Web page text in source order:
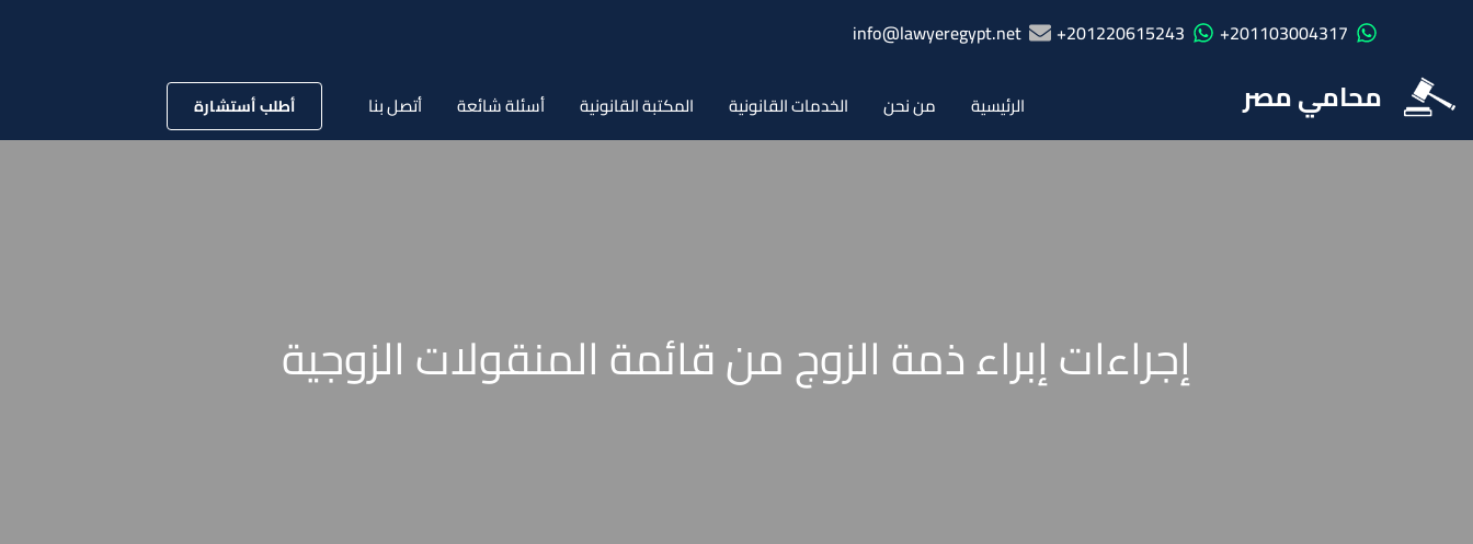
201103004317+
201220615243+
info@lawyeregypt.net
محامي مصر الرئيسية من نحن الخدمات القانونية المكتبة القانونية أسئلة شائعة أتصل بنا أطلب أستشارة
إجراءات إبراء ذمة الزوج من قائمة المنقولات الزوجية